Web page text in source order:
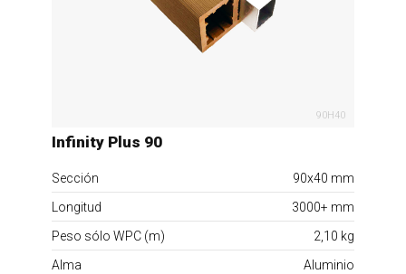
90H40
Infinity Plus 90
Sección
90x40 mm
Longitud
3000+ mm
Peso sólo WPC (m)
2,10 kg
Alma
Aluminio